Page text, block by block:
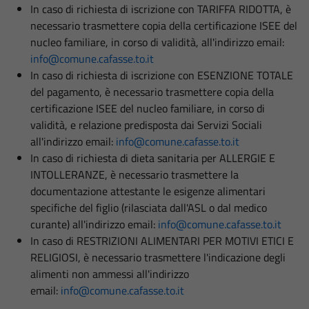
In caso di richiesta di iscrizione con TARIFFA RIDOTTA, è
necessario trasmettere copia della certificazione ISEE del
nucleo familiare, in corso di validità, all'indirizzo email:
info@comune.cafasse.to.it
In caso di richiesta di iscrizione con ESENZIONE TOTALE
del pagamento, è necessario trasmettere copia della
certificazione ISEE del nucleo familiare, in corso di
validità, e relazione predisposta dai Servizi Sociali
all'indirizzo email: info@comune.cafasse.to.it
In caso di richiesta di dieta sanitaria per ALLERGIE E
INTOLLERANZE, è necessario trasmettere la
documentazione attestante le esigenze alimentari
specifiche del figlio (rilasciata dall'ASL o dal medico
curante) all'indirizzo email: info@comune.cafasse.to.it
In caso di RESTRIZIONI ALIMENTARI PER MOTIVI ETICI E
RELIGIOSI, è necessario trasmettere l'indicazione degli
alimenti non ammessi all'indirizzo
email: info@comune.cafasse.to.it